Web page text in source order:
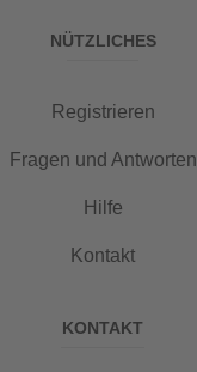
NÜTZLICHES
Registrieren
Fragen und Antworten
Hilfe
Kontakt
KONTAKT